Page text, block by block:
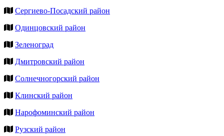
Сергиево-Посадский район
Одинцовский район
Зеленоград
Дмитровский район
Солнечногорский район
Клинский район
Нарофоминский район
Рузский район